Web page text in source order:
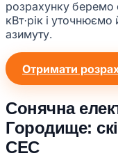
розрахунку беремо
кВт·рік і уточнюємо
азимуту.
Отримати
Сонячна
Городище:
СЕС